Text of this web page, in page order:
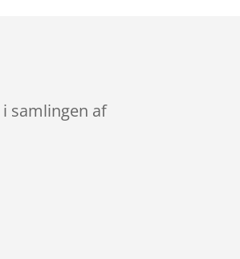
i samlingen af